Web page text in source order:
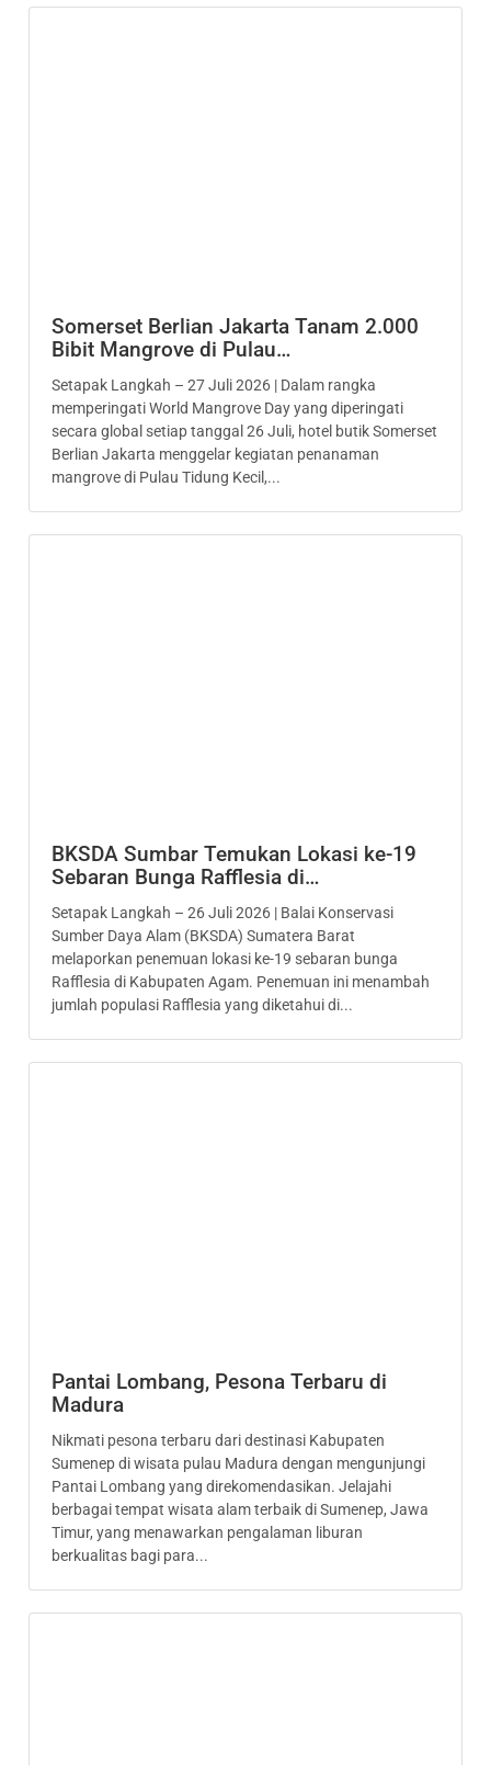
Somerset Berlian Jakarta Tanam 2.000
Bibit Mangrove di Pulau…
Setapak Langkah – 27 Juli 2026 | Dalam rangka
memperingati World Mangrove Day yang diperingati
secara global setiap tanggal 26 Juli, hotel butik Somerset
Berlian Jakarta menggelar kegiatan penanaman
mangrove di Pulau Tidung Kecil,...
BKSDA Sumbar Temukan Lokasi ke-19
Sebaran Bunga Rafflesia di…
Setapak Langkah – 26 Juli 2026 | Balai Konservasi
Sumber Daya Alam (BKSDA) Sumatera Barat
melaporkan penemuan lokasi ke-19 sebaran bunga
Rafflesia di Kabupaten Agam. Penemuan ini menambah
jumlah populasi Rafflesia yang diketahui di...
Pantai Lombang, Pesona Terbaru di
Madura
Nikmati pesona terbaru dari destinasi Kabupaten
Sumenep di wisata pulau Madura dengan mengunjungi
Pantai Lombang yang direkomendasikan. Jelajahi
berbagai tempat wisata alam terbaik di Sumenep, Jawa
Timur, yang menawarkan pengalaman liburan
berkualitas bagi para...